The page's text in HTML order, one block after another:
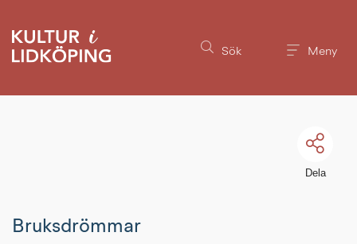
Sök Meny
Dela
Bruksdrömmar